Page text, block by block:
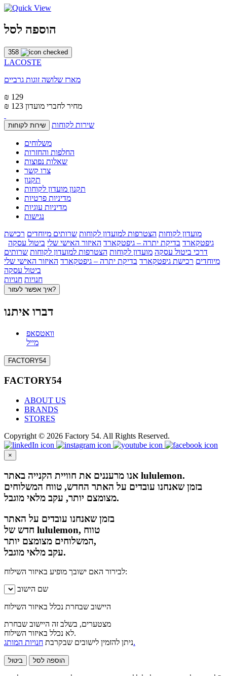
הוספה לסל
358
LACOSTE
מארז שלושה זוגות גרביים
₪ 129
₪ 123 מחיר לחברי מועדון
שירות לקוחות שירות לקוחות
משלוחים
החלפות והחזרות
שאלות נפוצות
צרו קשר
תקנון
תקנון מועדון לקוחות
מדיניות פרטיות
מדיניות עוגיות
נגישות
מועדון לקוחות הצטרפות למועדון לקוחות שרותים מיוחדים רכישת
גיפטקארד בדיקת יתרה – גיפטקארד האיזור האישי שלי ביטול עסקה
דרכי ביטול עסקה מועדון לקוחות הצטרפות למועדון לקוחות שרותים
מיוחדים רכישת גיפטקארד בדיקת יתרה – גיפטקארד האיזור האישי שלי
ביטול עסקה
חנויות חנויות
איך אפשר לעזור?
דברו איתנו
וואטסאפ
מייל
FACTORY54
FACTORY54
ABOUT US
BRANDS
STORES
Copyright © 2026 Factory 54. All Rights Reserved.
×
אנו מרעננים את חוויית הקנייה באתר lululemon.
בזמן שאנחנו עובדים על האתר החדש, טווח המשלוחים
מצומצם יותר, עקב מלאי מוגבל.
בזמן שאנחנו עובדים על האתר
חדש של lululemon, טווח
המשלוחים מצומצם יותר,
עקב מלאי מוגבל.
לבירור האם ישובך מופיע באיזור השילוח:
שם הישוב
היישוב שבחרת נכלל באיזור השילוח
מצטערים, בשלב זה היישוב שבחרת
לא נכלל באיזור השילוח.
ניתן להזמין לישובים שבקרבתחנויות המותג.
ביטול הוספה לסל